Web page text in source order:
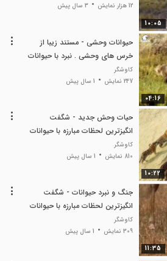
10:05
12 هزار نمایش
3 سال پیش
04:16
حیوانات وحشی - مستند زیبا از
خرس های وحشی . نبرد با حیوانات
کاوشگر
247 نمایش
1 سال پیش
10:22
حیات وحش جدید - شگفت
انگیزترین لحظات مبارزه با حیوانات
وحشی - جنگ و نبرد حیوانات
کاوشگر
810 نمایش
1 سال پیش
11:35
جنگ و نبرد حیوانات - شگفت
انگیزترین لحظات مبارزه با حیوانات
وحشی - حیات وحش جدید
کاوشگر
309 نمایش
1 سال پیش